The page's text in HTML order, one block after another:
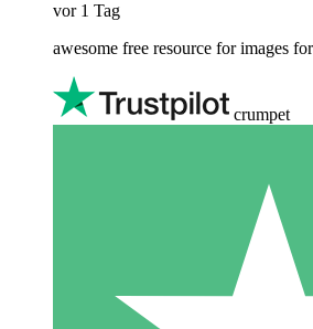
vor 1 Tag
awesome free resource for images
crumpet